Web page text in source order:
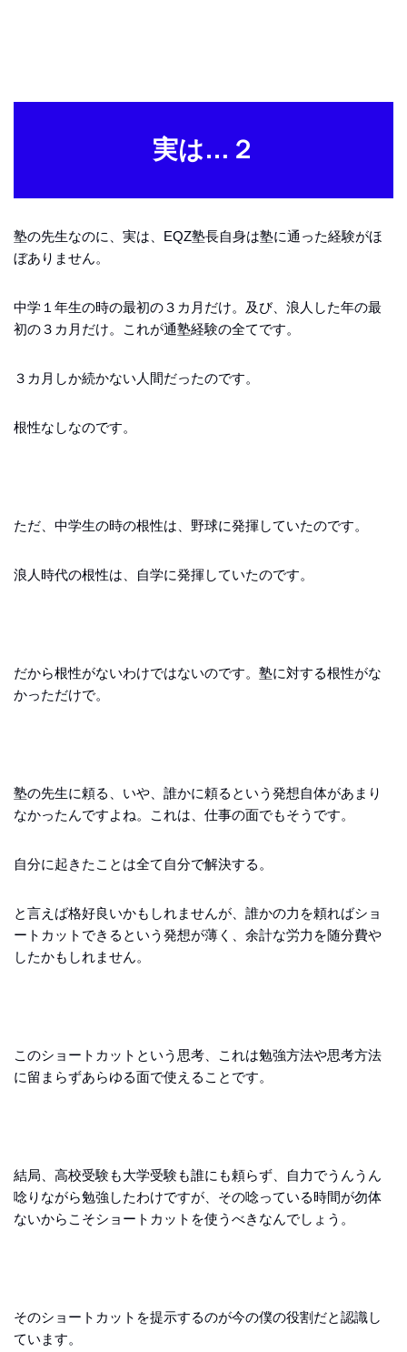
実は…２
塾の先生なのに、実は、EQZ塾長自身は塾に通った経験がほ
ぼありません。
中学１年生の時の最初の３カ月だけ。及び、浪人した年の最
初の３カ月だけ。これが通塾経験の全てです。
３カ月しか続かない人間だったのです。
根性なしなのです。
ただ、中学生の時の根性は、野球に発揮していたのです。
浪人時代の根性は、自学に発揮していたのです。
だから根性がないわけではないのです。塾に対する根性がな
かっただけで。
塾の先生に頼る、いや、誰かに頼るという発想自体があまり
なかったんですよね。これは、仕事の面でもそうです。
自分に起きたことは全て自分で解決する。
と言えば格好良いかもしれませんが、誰かの力を頼ればショ
ートカットできるという発想が薄く、余計な労力を随分費や
したかもしれません。
このショートカットという思考、これは勉強方法や思考方法
に留まらずあらゆる面で使えることです。
結局、高校受験も大学受験も誰にも頼らず、自力でうんうん
唸りながら勉強したわけですが、その唸っている時間が勿体
ないからこそショートカットを使うべきなんでしょう。
そのショートカットを提示するのが今の僕の役割だと認識し
ています。